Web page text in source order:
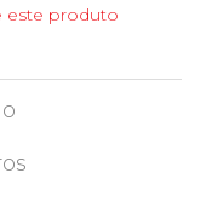
este produto